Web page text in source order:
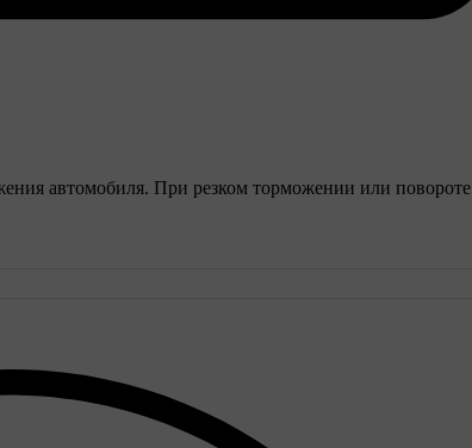
автомобиля. При резком торможении или повороте